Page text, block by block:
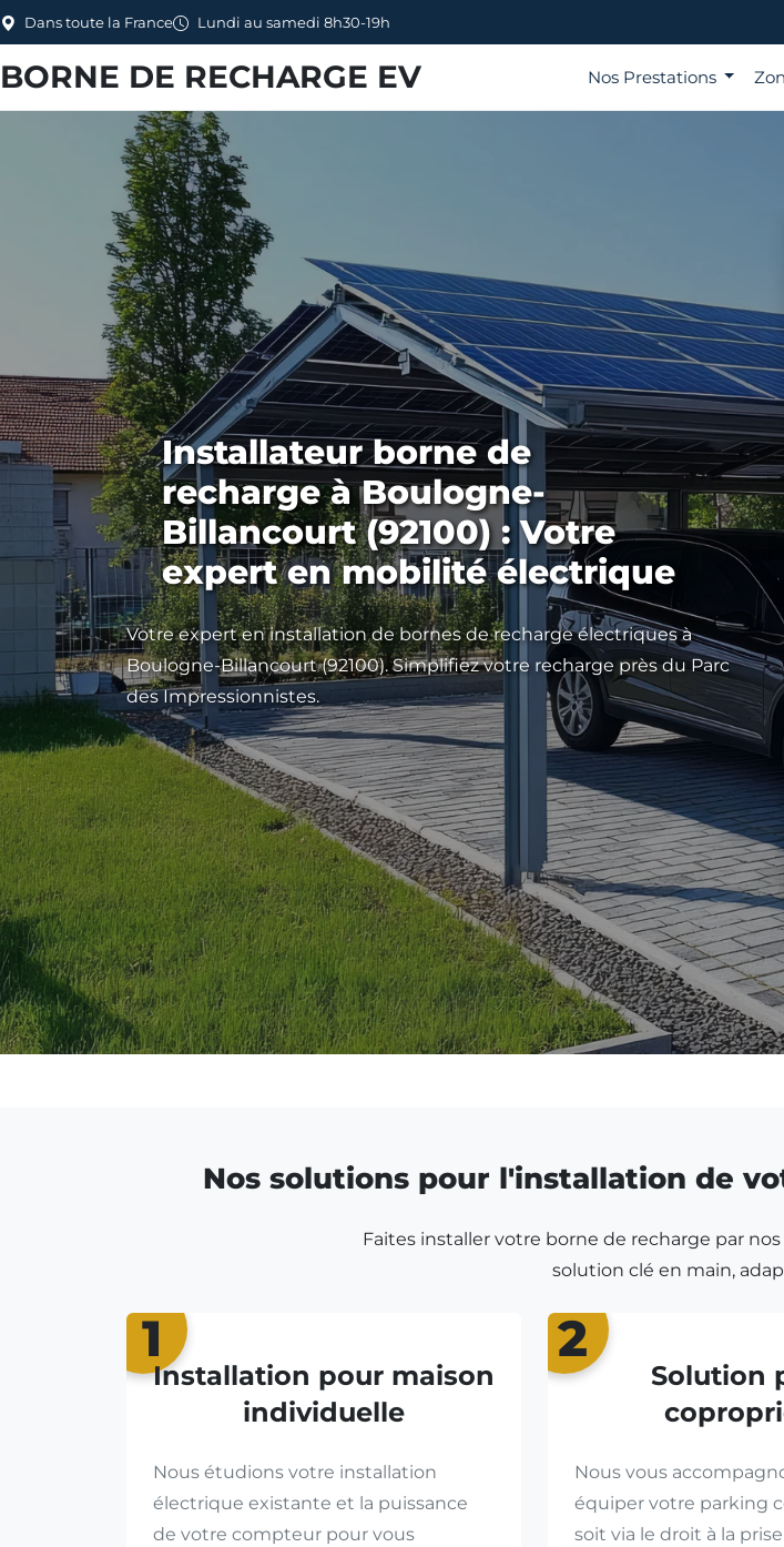
Dans toute la France Lundi au samedi 8h30-19h
BORNE DE RECHARGE EV Nos Prestations
Installateur borne de
recharge à Boulogne-
Billancourt (92100) : Votre
expert en mobilité électrique
Votre expert en installation de bornes de recharge électriques à
Boulogne-Billancourt (92100). Simplifiez votre recharge près du Parc
des Impressionnistes.
Nos solutions pour l'installation de
Faites installer votre borne de recharge par
solution clé en main,
1
Installation pour maison
individuelle
Nous étudions votre installation
électrique existante et la puissance
de votre compteur pour vous
2
Solution
Nous vous
équiper votre parking
soit via le droit à la